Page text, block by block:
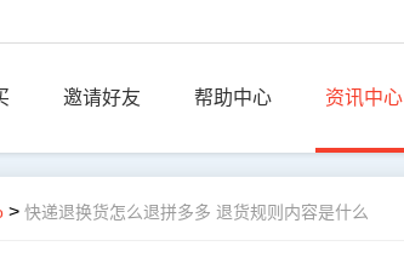
邀请好友 帮助中心 资讯中心
> 快递退换货怎么退拼多多 退货规则内容是什么